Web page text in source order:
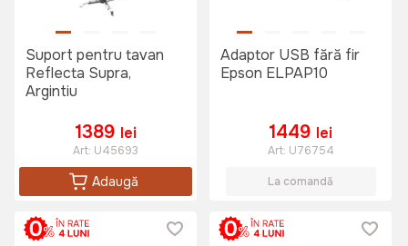
Suport pentru tavan
Reflecta Supra,
Argintiu
1389 lei
Art: U45693
Adaugă
Adaptor USB fără fir
Epson ELPAP10
1449 lei
Art: U76754
La comandă